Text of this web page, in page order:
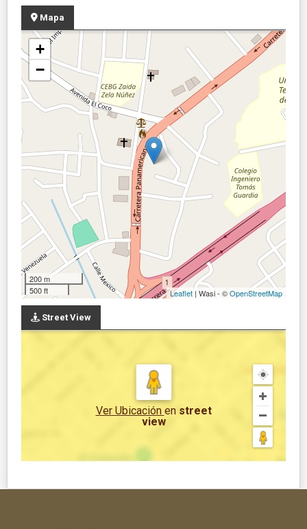
Mapa
+
−
200 m
500 ft
Leaflet | Wasi - ©OpenStreetMap
Street View
Ver Ubicación en street
view